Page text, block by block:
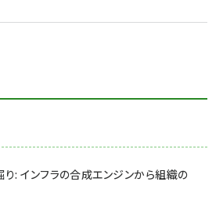
: インフラの合成エンジンから組織の